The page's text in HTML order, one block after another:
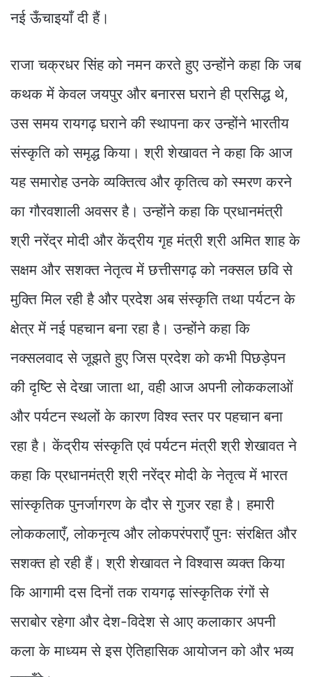
नई ऊँचाइयाँ दी हैं।
राजा चक्रधर सिंह को नमन करते हुए उन्होंने कहा कि जब
कथक में केवल जयपुर और बनारस घराने ही प्रसिद्ध थे,
उस समय रायगढ़ घराने की स्थापना कर उन्होंने भारतीय
संस्कृति को समृद्ध किया। श्री शेखावत ने कहा कि आज
यह समारोह उनके व्यक्तित्व और कृतित्व को स्मरण करने
का गौरवशाली अवसर है। उन्होंने कहा कि प्रधानमंत्री
श्री नरेंद्र मोदी और केंद्रीय गृह मंत्री श्री अमित शाह के
सक्षम और सशक्त नेतृत्व में छत्तीसगढ़ को नक्सल छवि से
मुक्ति मिल रही है और प्रदेश अब संस्कृति तथा पर्यटन के
क्षेत्र में नई पहचान बना रहा है। उन्होंने कहा कि
नक्सलवाद से जूझते हुए जिस प्रदेश को कभी पिछड़ेपन
की दृष्टि से देखा जाता था, वही आज अपनी लोककलाओं
और पर्यटन स्थलों के कारण विश्व स्तर पर पहचान बना
रहा है। केंद्रीय संस्कृति एवं पर्यटन मंत्री श्री शेखावत ने
कहा कि प्रधानमंत्री श्री नरेंद्र मोदी के नेतृत्व में भारत
सांस्कृतिक पुनर्जागरण के दौर से गुजर रहा है। हमारी
लोककलाएँ, लोकनृत्य और लोकपरंपराएँ पुनः संरक्षित और
सशक्त हो रही हैं। श्री शेखावत ने विश्वास व्यक्त किया
कि आगामी दस दिनों तक रायगढ़ सांस्कृतिक रंगों से
सराबोर रहेगा और देश-विदेश से आए कलाकार अपनी
कला के माध्यम से इस ऐतिहासिक आयोजन को और भव्य